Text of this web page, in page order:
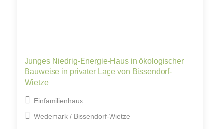
Junges Niedrig-Energie-Haus in ökologischer
Bauweise in privater Lage von Bissendorf-
Wietze
Einfamilienhaus
Wedemark / Bissendorf-Wietze